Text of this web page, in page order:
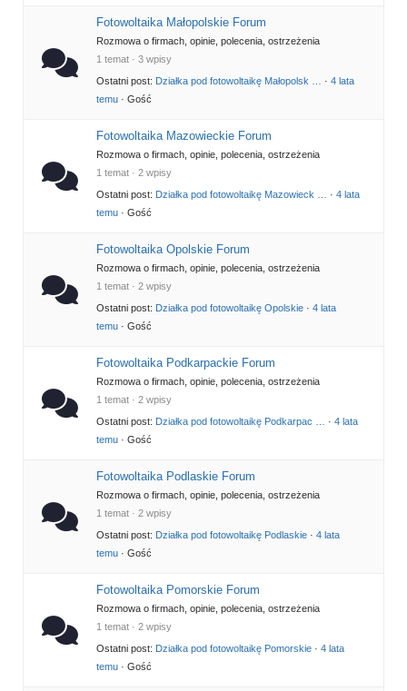
Fotowoltaika Małopolskie Forum
Rozmowa o firmach, opinie, polecenia, ostrzeżenia
1 temat · 3 wpisy
Ostatni post: Działka pod fotowoltaikę Małopolsk … · 4 lata
temu · Gość
Fotowoltaika Mazowieckie Forum
Rozmowa o firmach, opinie, polecenia, ostrzeżenia
1 temat · 2 wpisy
Ostatni post: Działka pod fotowoltaikę Mazowieck … · 4 lata
temu · Gość
Fotowoltaika Opolskie Forum
Rozmowa o firmach, opinie, polecenia, ostrzeżenia
1 temat · 2 wpisy
Ostatni post: Działka pod fotowoltaikę Opolskie · 4 lata
temu · Gość
Fotowoltaika Podkarpackie Forum
Rozmowa o firmach, opinie, polecenia, ostrzeżenia
1 temat · 2 wpisy
Ostatni post: Działka pod fotowoltaikę Podkarpac … · 4 lata
temu · Gość
Fotowoltaika Podlaskie Forum
Rozmowa o firmach, opinie, polecenia, ostrzeżenia
1 temat · 2 wpisy
Ostatni post: Działka pod fotowoltaikę Podlaskie · 4 lata
temu · Gość
Fotowoltaika Pomorskie Forum
Rozmowa o firmach, opinie, polecenia, ostrzeżenia
1 temat · 2 wpisy
Ostatni post: Działka pod fotowoltaikę Pomorskie · 4 lata
temu · Gość